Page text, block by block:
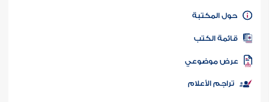
كتاب الأمة
المكتبة
الكتب
موضوعي